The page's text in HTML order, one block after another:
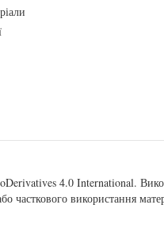
4.0 International.
часткового використання